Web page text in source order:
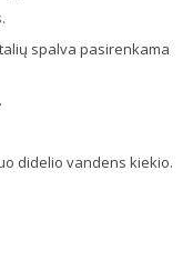
spalva pasirenkama
didelio vandens kiekio.